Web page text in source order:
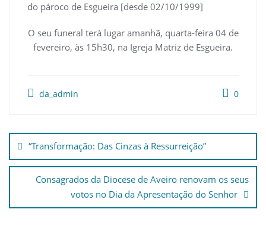
do pároco de Esgueira [desde 02/10/1999]
O seu funeral terá lugar amanhã, quarta-feira 04 de
fevereiro, às 15h30, na Igreja Matriz de Esgueira.
da_admin 0
de
artigos
“Transformação: Das Cinzas à Ressurreição”
Consagrados da Diocese de Aveiro renovam os seus
votos no Dia da Apresentação do Senhor